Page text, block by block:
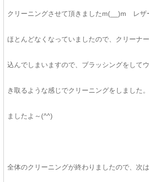
クリーニングさせて頂きましたm(__)m レザ
ほとんどなくなっていましたので、クリーナ
込んでしまいますので、ブラッシングをして
き取るような感じでクリーニングをしました
ましたよ～(^^)
全体のクリーニングが終わりましたので、次